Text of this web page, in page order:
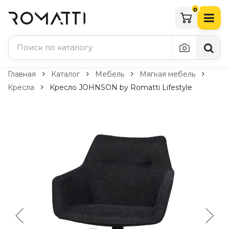
0
Каталог Romatti
Свет и освещение
Потолочные светильники
Бра и настенные светильники
Настольные лампы
Технический свет
Уличное освещение
Комплектующие
Главная Каталог Мебель
Мягкая мебель
Кресла
Кресло JOHNSON by Romatti Lifestyle